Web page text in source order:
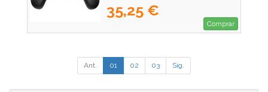
35,25 €
Comprar
Ant. 01 02 03 Sig.